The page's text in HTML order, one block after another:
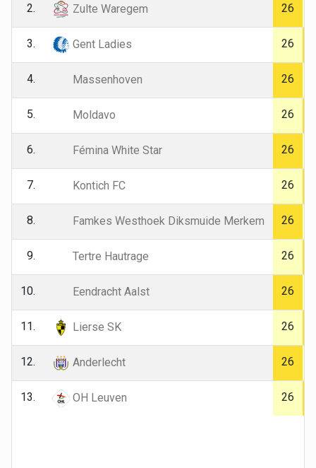
2. Zulte Waregem 26
3. Gent Ladies 26
4. Massenhoven 26
5. Moldavo 26
6. Fémina White Star 26
7. Kontich FC 26
8. Famkes Westhoek Diksmuide Merkem 26
9. Tertre Hautrage 26
10. Eendracht Aalst 26
11. Lierse SK 26
12. Anderlecht 26
13. OH Leuven 26